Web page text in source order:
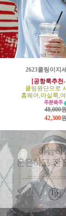
2623쿨링이지
[공항룩추천
쿨링원단으로
홈웨어,마실룩,
48,000
42,300원